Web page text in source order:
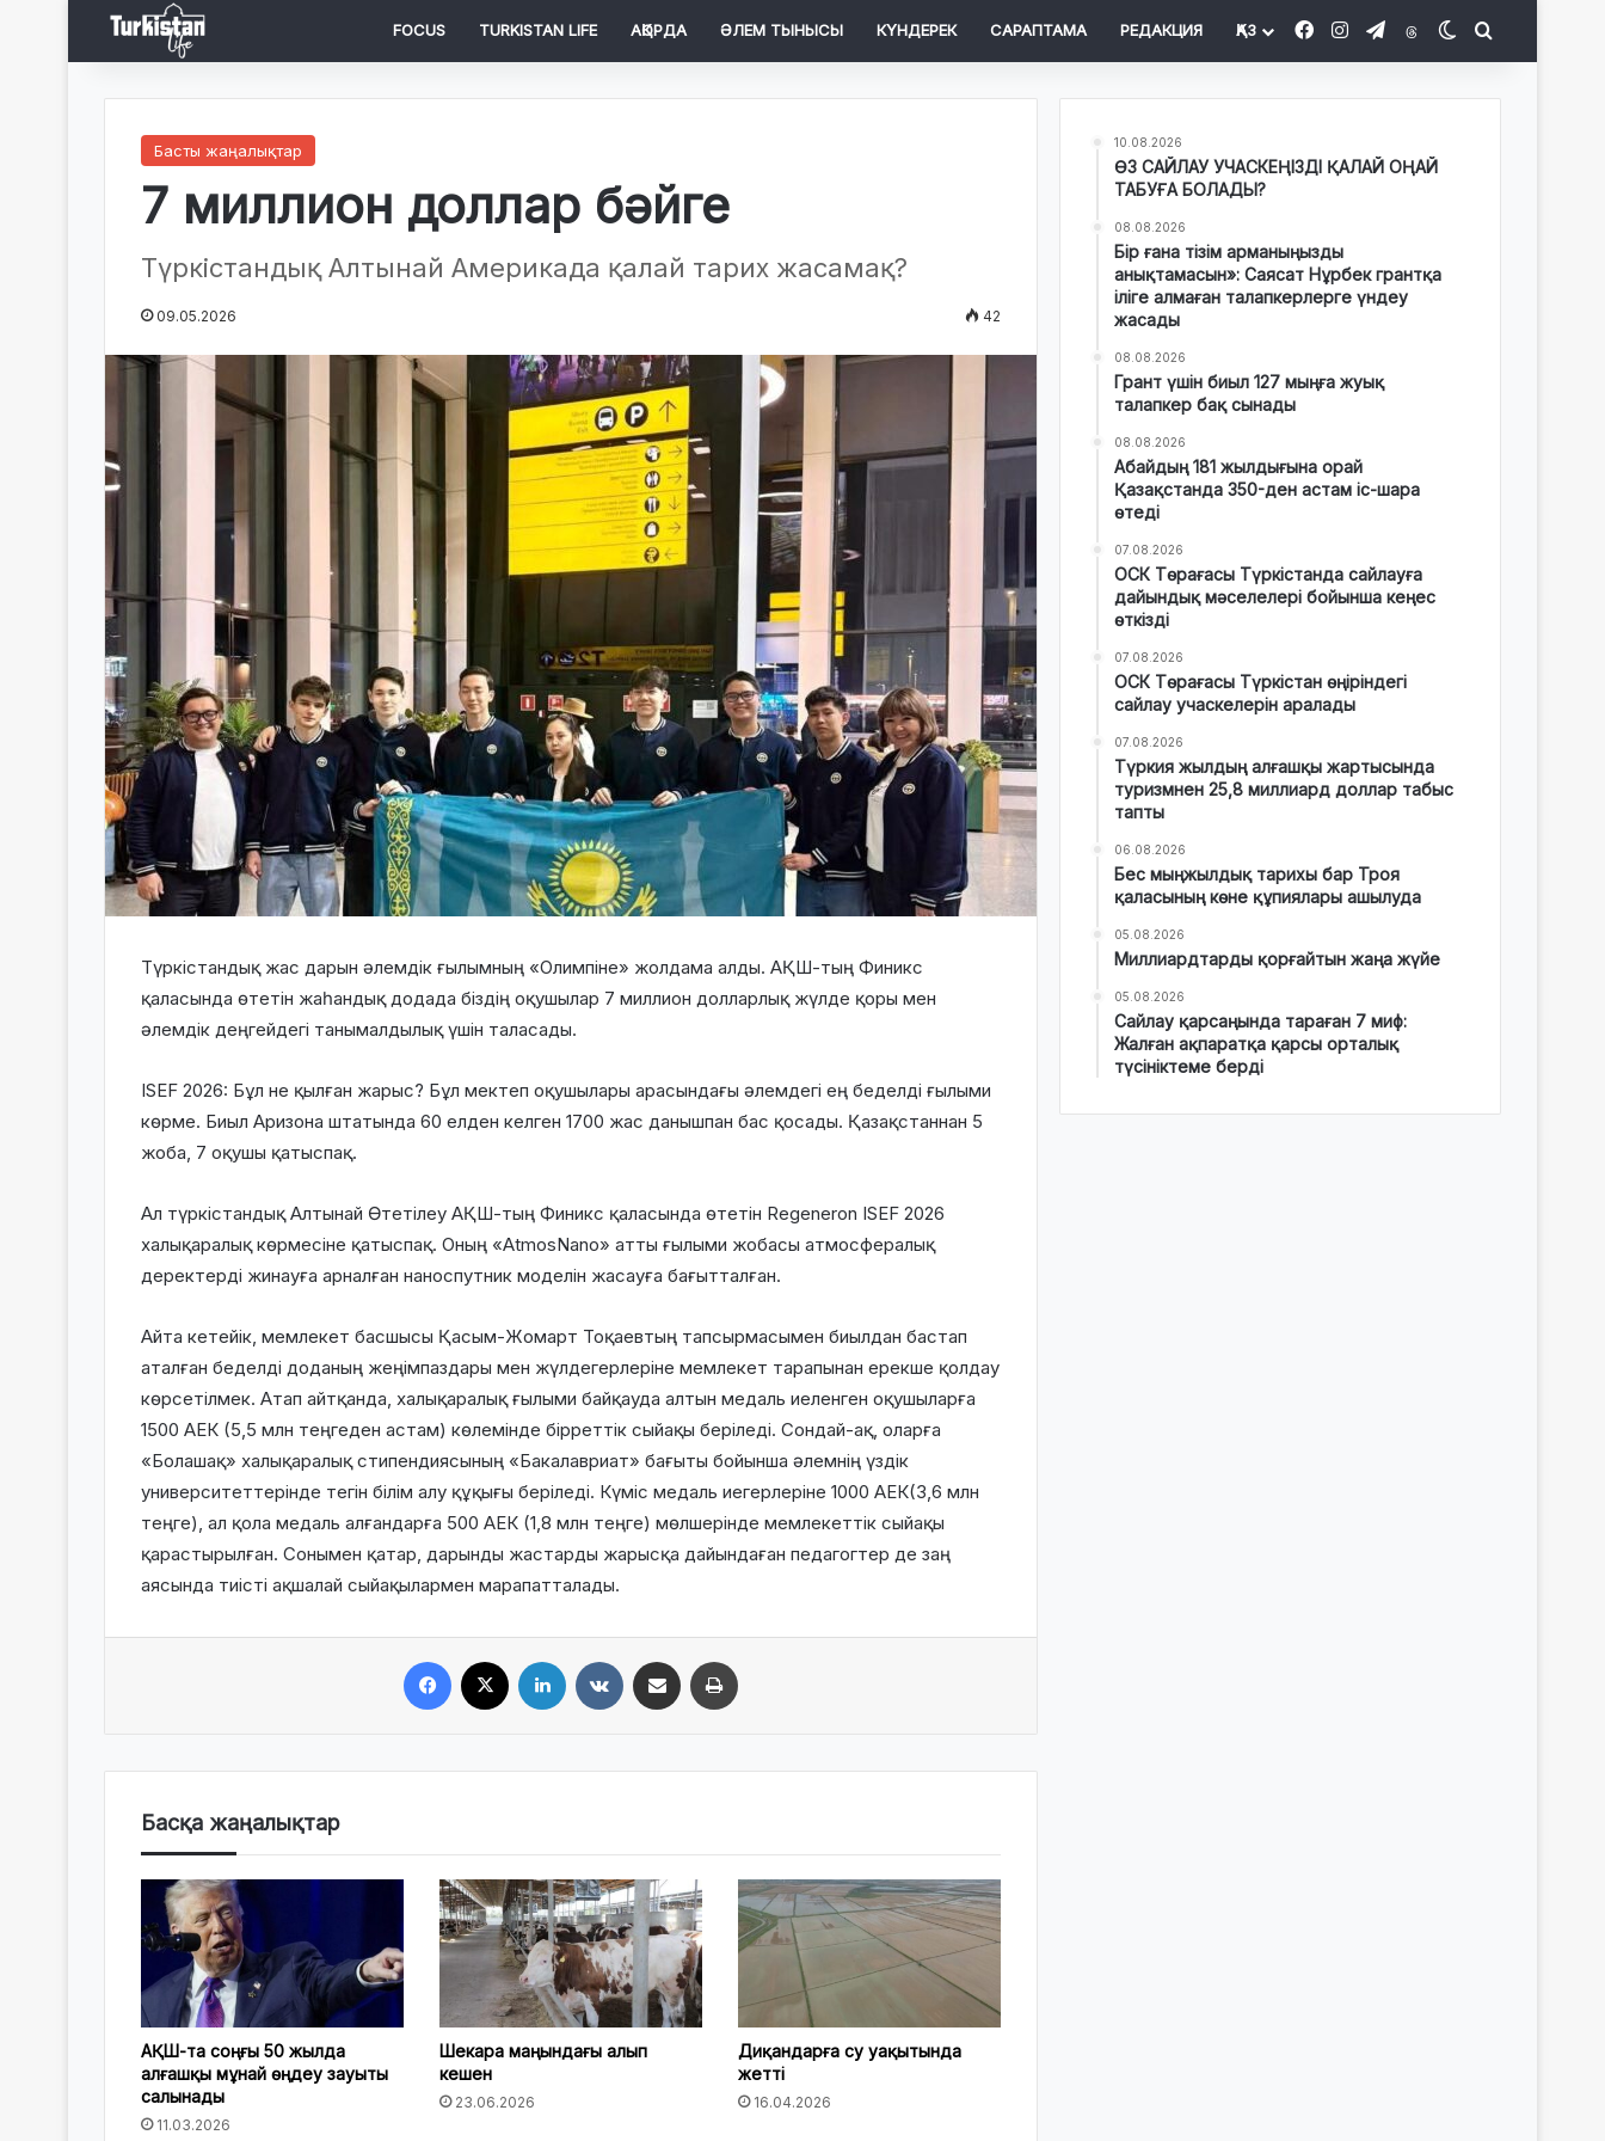
FOCUS TURKISTAN LIFE АҚОРДА ӘЛЕМ ТЫНЫСЫ КҮНДЕРЕК САРАПТАМА РЕДАКЦИЯ ҚАЗ FacebookInstagram
TelegramThreadsSwitch skin
Басты жаңалықтар
7 миллион доллар бәйге
Түркістандық Алтынай Америкада қалай тарих жасамақ?
09.05.2026 42
Түркістандық жас дарын әлемдік ғылымның «Олимпіне» жолдама алды. АҚШ-тың Финикс
қаласында өтетін жаһандық додада біздің оқушылар 7 миллион долларлық жүлде қоры мен
әлемдік деңгейдегі танымалдылық үшін таласады.
ISEF 2026: Бұл не қылған жарыс? Бұл мектеп оқушылары арасындағы әлемдегі ең беделді ғылыми
көрме. Биыл Аризона штатында 60 елден келген 1700 жас данышпан бас қосады. Қазақстаннан 5
жоба, 7 оқушы қатыспақ.
Ал түркістандықАлтынай Өтетілеу АҚШ-тың Финикс қаласында өтетін Regeneron ISEF 2026
халықаралық көрмесіне қатыспақ. Оның «AtmosNano» атты ғылыми жобасы атмосфералық
деректерді жинауға арналған наноспутник моделін жасауға бағытталған.
Айта кетейік, мемлекет басшысы Қасым-Жомарт Тоқаевтың тапсырмасымен биылдан бастап
аталған беделді доданың жеңімпаздары мен жүлдегерлеріне мемлекет тарапынан ерекше қолдау
көрсетілмек. Атап айтқанда, халықаралық ғылыми байқауда алтын медаль иеленген оқушыларға
1500 АЕК (5,5 млн теңгеден астам) көлемінде бірреттік сыйақы беріледі. Сондай-ақ, оларға
«Болашақ» халықаралық стипендиясының «Бакалавриат» бағыты бойынша әлемнің үздік
университеттерінде тегін білім алу құқығы беріледі. Күміс медаль иегерлеріне 1000 АЕК(3,6 млн
теңге), ал қола медаль алғандарға 500 АЕК (1,8 млн теңге) мөлшерінде мемлекеттік сыйақы
қарастырылған. Сонымен қатар, дарынды жастарды жарысқа дайындаған педагогтер де заң
аясында тиісті ақшалай сыйақылармен марапатталады.
Басқа жаңалықтар
АҚШ-та соңғы 50 жылда
алғашқы мұнай өңдеу зауыты
салынады
11.03.2026
Шекара маңындағы алып
кешен
23.06.2026
Диқандарға су уақытында
жетті
16.04.2026
10.08.2026
ӨЗ САЙЛАУ УЧАСКЕҢІЗДІ ҚАЛАЙ ОҢАЙ
ТАБУҒА БОЛАДЫ?
08.08.2026
Бір ғана тізім арманыңызды
анықтамасын»: Саясат Нұрбек грантқа
іліге алмаған талапкерлерге үндеу
жасады
08.08.2026
Грант үшін биыл 127 мыңға жуық
талапкер бақ сынады
08.08.2026
Абайдың 181 жылдығына орай
Қазақстанда 350-ден астам іс-шара
өтеді
07.08.2026
ОСК Төрағасы Түркістанда сайлауға
дайындық мәселелері бойынша кеңес
өткізді
07.08.2026
ОСК Төрағасы Түркістан өңіріндегі
сайлау учаскелерін аралады
07.08.2026
Түркия жылдың алғашқы жартысында
туризмнен 25,8 миллиард доллар табыс
тапты
06.08.2026
Бес мыңжылдық тарихы бар Троя
қаласының көне құпиялары ашылуда
05.08.2026
Миллиардтарды қорғайтын жаңа жүйе
05.08.2026
Сайлау қарсаңында тараған 7 миф:
Жалған ақпаратқа қарсы орталық
түсініктеме берді